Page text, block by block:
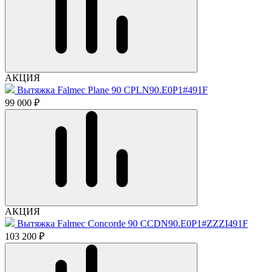
АКЦИЯ
Вытяжка Falmec Plane 90 CPLN90.E0P1#491F
99 000 ₽
АКЦИЯ
Вытяжка Falmec Concorde 90 CCDN90.E0P1#ZZZI491F
103 200 ₽